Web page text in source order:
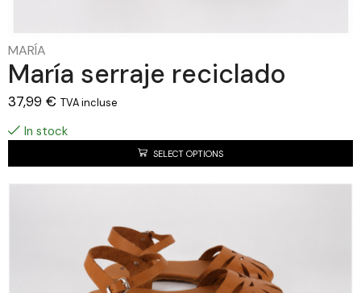
MARÍA
María serraje reciclado
37,99 € TVA incluse
In stock
SELECT OPTIONS